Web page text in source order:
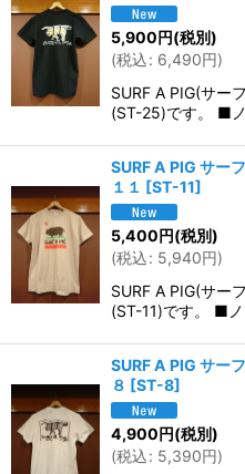
5,900円(税別)
(税込: 6,490円)
SURF A PIG(サー
(ST-25)です。 ■
SURF A PIG サ
１１ [ST-11]
5,400円(税別)
(税込: 5,940円)
SURF A PIG(サー
(ST-11)です。 ■ノ
SURF A PIG サ
８ [ST-8]
4,900円(税別)
(税込: 5,390円)